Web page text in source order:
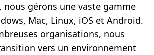
nous gérons une vaste gamme
Mac, Linux, iOS et Android.
organisations, nous
vers un environnement